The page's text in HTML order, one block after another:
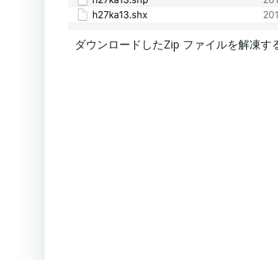
ダウンロードしたZip ファイルを解凍